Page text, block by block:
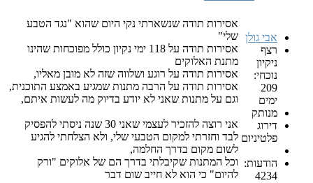
אבי גולן
רצף
ניקיון
נוכחי:
209
ימים
מנותק
דירוג
פלטיניום
הודעות:
4234
אסירות תודה שנשארתי נקי היום שהוא "נגד הטבע
שלי"
אסירות תודה על 118 ימי נקיון כולל מפוכחות שהינו
מתנת האלוקים
אסירות תודה על רוגע ושלווה שזה לא מובן מאליו,
אסירות תודה על הרבה מתנות שמגיע באמצע התוכנית,
וגם על מתנות שאני לא יודע בדיוק מה לעשות איתם,
אני רוצה להזכיר לעצמי שאני 30 שנה ניסתי להפסיק
לבד וחזרתי למקום הטבעי שלי, ולא הצלחתי להגיע
לשום מקום בדרך החלמה,
וכל המתנות שקיבלתי בדרך הם של אלוקים "ורק
להיום" כי הוא לא חייב שום דבר